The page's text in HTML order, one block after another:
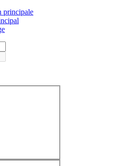
principale